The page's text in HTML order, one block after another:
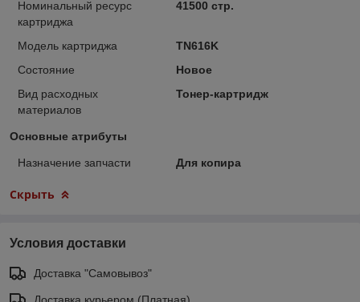
Номинальный ресурс
картриджа
41500 стр.
Модель картриджа
TN616K
Состояние
Новое
Вид расходных
материалов
Тонер-картридж
Основные атрибуты
Назначение запчасти Для копира
Скрыть
Условия доставки
Доставка "Самовывоз"
Доставка курьером (Платная)